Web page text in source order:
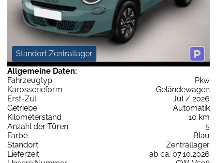
Standort Zentrallager
Allgemeine Daten:
Fahrzeugtyp
Pkw
Karosserieform
Geländewagen
Erst-Zul.
Jul / 2026
Getriebe
Automatik
Kilometerstand
10 km
Anzahl der Türen
5
Farbe
Blau
Standort
Zentrallager
Lieferzeit
ab ca. 07.10.2026